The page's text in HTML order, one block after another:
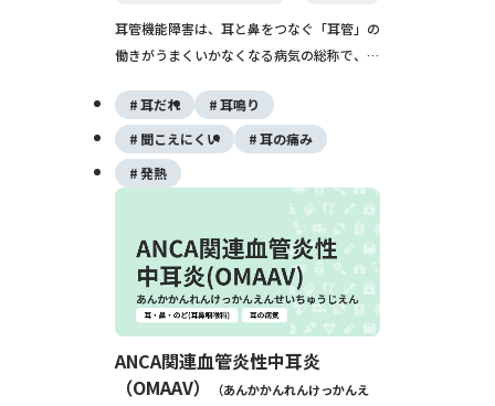
耳管機能障害は、耳と鼻をつなぐ「耳管」の
働きがうまくいかなくなる病気の総称で、耳
のが特徴です。原因としては鼻炎や副鼻腔
炎、急な体重減少などがあり、放置すると滲
出性中耳炎や難聴につながることもあるた
め、長引く耳の違和感は耳鼻咽喉科での評価
耳だれ
耳鳴り
聞こえにくい
耳の痛み
発熱
ANCA関連血管炎性中耳炎
（OMAAV）
あんかかんれんけっかんえ